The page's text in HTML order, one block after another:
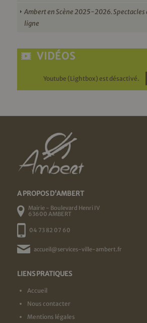
Ambert en Scène 2025-2026.
ligne
VIDÉOS
Youtube (Lightbox) est désactivé.
A PROPOS D'AMBERT
Mairie - Boulevard Henri IV
63600 AMBERT
04 73 82 07 60
accueil@services-ville-ambert.fr
LIENS PRATIQUES
Accueil
Nous contacter
Mentions légales